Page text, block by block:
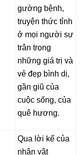
gường bệnh,
truyện thức tỉnh
ở mọi người sự
trân trọng
những giá trị và
vẻ đẹp bình dị,
gần giũ của
cuộc sống, của
quê hương.
Qua lời kể của
nhân vật